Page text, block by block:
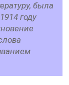
была
году